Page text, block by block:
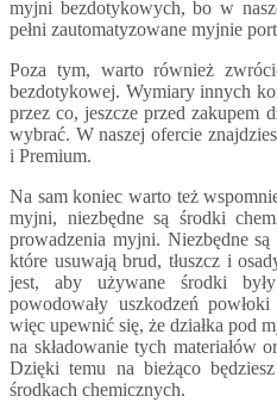
myjni bezdotykowych, bo w
pełni zautomatyzowane myjnie
Poza tym, warto również
bezdotykowej. Wymiary innych
przez co, jeszcze przed zakupem
wybrać. W naszej ofercie
i Premium.
Na sam koniec warto też
myjni, niezbędne są środki
prowadzenia myjni. Niezbędne
które usuwają brud, tłuszcz i
jest, aby używane środki
powodowały uszkodzeń
więc upewnić się, że działka pod
na składowanie tych materiałów
Dzięki temu na bieżąco
środkach chemicznych.